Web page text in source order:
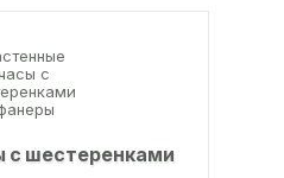
с шестеренками